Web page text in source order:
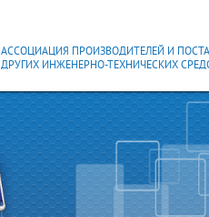
АССОЦИАЦИЯ ПРОИЗВОДИТЕЛЕЙ И
ДРУГИХ ИНЖЕНЕРНО-ТЕХНИЧЕСКИХ